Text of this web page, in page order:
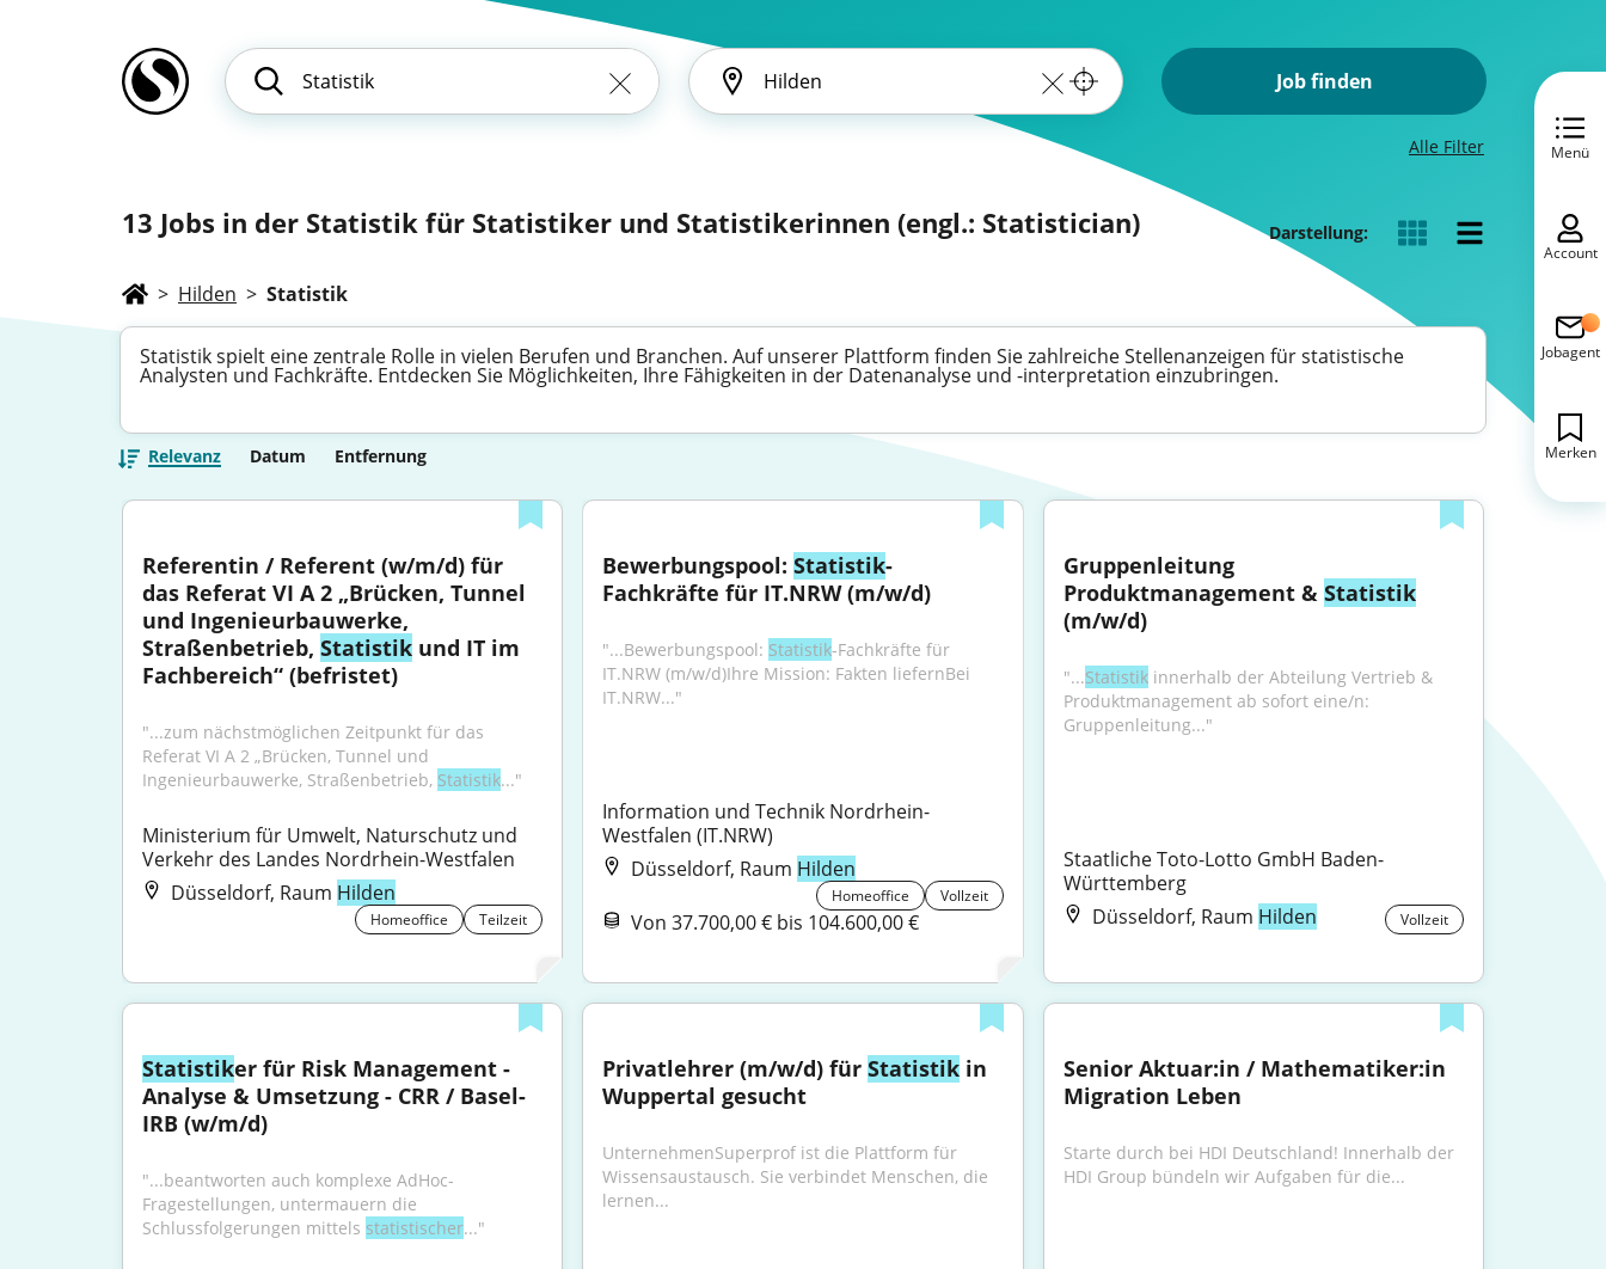
Job finden
Alle Filter
13 Jobs in der Statistik für Statistiker und Statistikerinnen (engl.: Statistician) Darstellung:
> Hilden > Statistik
Statistik spielt eine zentrale Rolle in vielen Berufen und Branchen. Auf unserer Plattform finden Sie zahlreiche Stellenanzeigen für statistische
Analysten und Fachkräfte. Entdecken Sie Möglichkeiten, Ihre Fähigkeiten in der Datenanalyse und -interpretation einzubringen.
Relevanz Datum Entfernung
Referentin / Referent (w/m/d) für
das Referat VI A 2 „Brücken, Tunnel
und Ingenieurbauwerke,
Straßenbetrieb, Statistik und IT im
Fachbereich“ (befristet)
"...zum nächstmöglichen Zeitpunkt für das
Referat VI A 2 „Brücken, Tunnel und
Ingenieurbauwerke, Straßenbetrieb, Statistik..."
Ministerium für Umwelt, Naturschutz und
Verkehr des Landes Nordrhein-Westfalen
Düsseldorf, Raum Hilden
Homeoffice Teilzeit
Bewerbungspool: Statistik-
Fachkräfte für IT.NRW (m/w/d)
"...Bewerbungspool: Statistik-Fachkräfte für
IT.NRW (m/w/d)Ihre Mission: Fakten liefernBei
IT.NRW..."
Information und Technik Nordrhein-
Westfalen (IT.NRW)
Düsseldorf, Raum Hilden
Homeoffice Vollzeit
Von 37.700,00 € bis 104.600,00 €
Gruppenleitung
Produktmanagement & Statistik
(m/w/d)
"...Statistik innerhalb der Abteilung Vertrieb &
Produktmanagement ab sofort eine/n:
Gruppenleitung..."
Staatliche Toto-Lotto GmbH Baden-
Württemberg
Düsseldorf, Raum Hilden Vollzeit
Statistiker für Risk Management -
Analyse & Umsetzung - CRR / Basel-
IRB (w/m/d)
"...beantworten auch komplexe AdHoc-
Fragestellungen, untermauern die
Schlussfolgerungen mittels statistischer..."
Privatlehrer (m/w/d) für Statistik in
Wuppertal gesucht
UnternehmenSuperprof ist die Plattform für
Wissensaustausch. Sie verbindet Menschen, die
lernen...
Senior Aktuar:in / Mathematiker:in
Migration Leben
Starte durch bei HDI Deutschland! Innerhalb der
HDI Group bündeln wir Aufgaben für die...
Menü
Account
Jobagent
Merken